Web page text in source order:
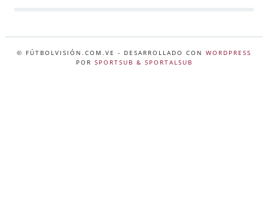
© FÚTBOLVISIÓN.COM.VE - DESARROLLADO CON WORDPRESS
POR SPORTSUB & SPORTALSUB